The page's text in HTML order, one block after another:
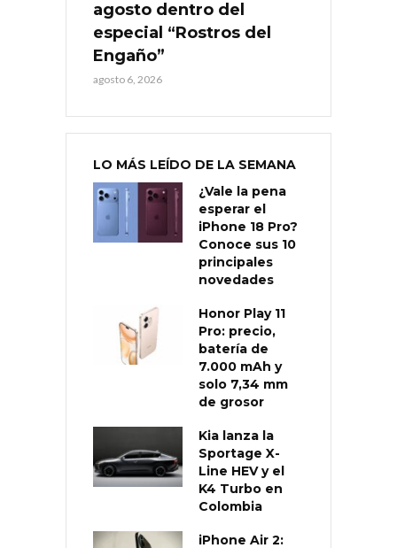
agosto dentro del
especial “Rostros del
Engaño”
agosto 6, 2026
LO MÁS LEÍDO DE LA SEMANA
¿Vale la pena
esperar el
iPhone 18 Pro?
Conoce sus 10
principales
novedades
Honor Play 11
Pro: precio,
batería de
7.000 mAh y
solo 7,34 mm
de grosor
Kia lanza la
Sportage X-
Line HEV y el
K4 Turbo en
Colombia
iPhone Air 2: